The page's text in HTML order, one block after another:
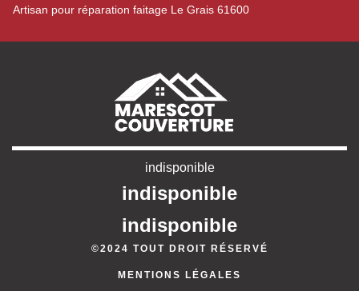
Artisan pour réparation faitage Le Grais 61600
indisponible
indisponible
indisponible
©2024 TOUT DROIT RÉSERVÉ
MENTIONS LÉGALES